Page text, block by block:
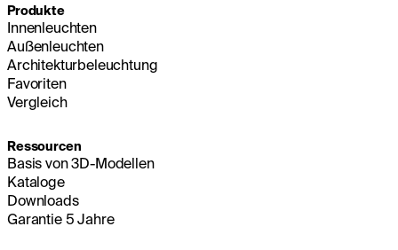
Produkte
Innenleuchten
Außenleuchten
Architekturbeleuchtung
Favoriten
Vergleich
Ressourcen
Basis von 3D-Modellen
Kataloge
Downloads
Garantie 5 Jahre